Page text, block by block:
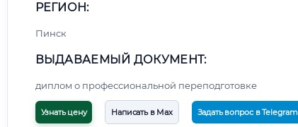
РЕГИОН:
Пинск
ВЫДАВАЕМЫЙ ДОКУМЕНТ:
диплом о профессиональной переподготовке
Узнать цену Написать в Max Задать вопрос в Telegram